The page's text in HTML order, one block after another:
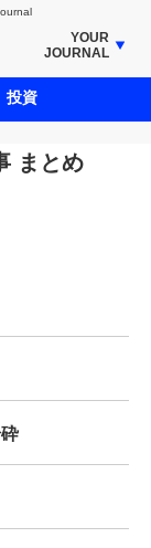
YOUR
JOURNAL
まとめ
投資